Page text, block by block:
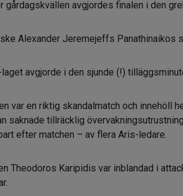
gårdagskvällen avgjordes finalen i den
Alexander Jeremejeffs Panathinaikos
avgjorde i den sjunde (!)
var en riktig skandalmatch och innehöll
saknade tillräcklig
efter matchen – av flera Aris-ledare.
Theodoros Karipidis var inblandad i